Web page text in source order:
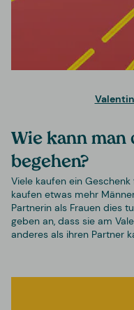
Wie kann man
begehen?
Viele kaufen ein
kaufen etwas mehr
Partnerin als Frauen dies
geben an, dass sie am
anderes als ihren Partner